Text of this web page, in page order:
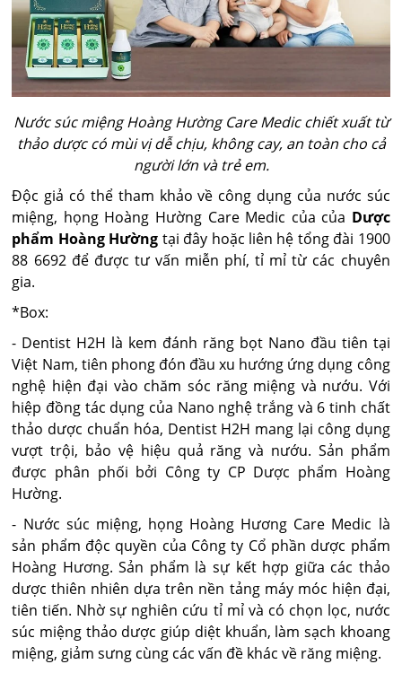
Nước súc miệng Hoàng Hường Care Medic chiết xuất từ
thảo dược có mùi vị dễ chịu, không cay, an toàn cho cả
người lớn và trẻ em.
Độc giả có thể tham khảo về công dụng của nước súc
miệng, họng Hoàng Hường Care Medic của của Dược
phẩm Hoàng Hường tại đây hoặc liên hệ tổng đài 1900
88 6692 để được tư vấn miễn phí, tỉ mỉ từ các chuyên
gia.
*Box:
- Dentist H2H là kem đánh răng bọt Nano đầu tiên tại
Việt Nam, tiên phong đón đầu xu hướng ứng dụng công
nghệ hiện đại vào chăm sóc răng miệng và nướu. Với
hiệp đồng tác dụng của Nano nghệ trắng và 6 tinh chất
thảo dược chuẩn hóa, Dentist H2H mang lại công dụng
vượt trội, bảo vệ hiệu quả răng và nướu. Sản phẩm
được phân phối bởi Công ty CP Dược phẩm Hoàng
Hường.
- Nước súc miệng, họng Hoàng Hương Care Medic là
sản phẩm độc quyền của Công ty Cổ phần dược phẩm
Hoàng Hương. Sản phẩm là sự kết hợp giữa các thảo
dược thiên nhiên dựa trên nền tảng máy móc hiện đại,
tiên tiến. Nhờ sự nghiên cứu tỉ mỉ và có chọn lọc, nước
súc miệng thảo dược giúp diệt khuẩn, làm sạch khoang
miệng, giảm sưng cùng các vấn đề khác về răng miệng.